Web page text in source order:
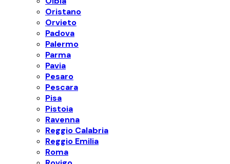
Oristano
Orvieto
Padova
Palermo
Parma
Pavia
Pesaro
Pescara
Pisa
Pistoia
Ravenna
Reggio Calabria
Reggio Emilia
Roma